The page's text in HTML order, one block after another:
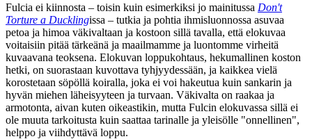
Fulcia ei kiinnosta – toisin kuin esimerkiksi jo mainitussa Don't
Torture a Ducklingissa – tutkia ja pohtia ihmisluonnossa asuvaa
petoa ja himoa väkivaltaan ja kostoon sillä tavalla, että elokuvaa
voitaisiin pitää tärkeänä ja maailmamme ja luontomme virheitä
kuvaavana teoksena. Elokuvan loppukohtaus, hekumallinen koston
hetki, on suorastaan kuvottava tyhjyydessään, ja kaikkea vielä
korostetaan söpöllä koiralla, joka ei voi hakeutua kuin sankarin ja
hyvän miehen läheisyyteen ja turvaan. Väkivalta on raakaa ja
armotonta, aivan kuten oikeastikin, mutta Fulcin elokuvassa sillä ei
ole muuta tarkoitusta kuin saattaa tarinalle ja yleisölle "onnellinen",
helppo ja viihdyttävä loppu.